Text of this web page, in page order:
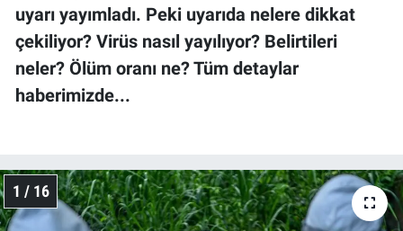
uyarı yayımladı. Peki uyarıda nelere dikkat
çekiliyor? Virüs nasıl yayılıyor? Belirtileri
neler? Ölüm oranı ne? Tüm detaylar
haberimizde...
1 / 16